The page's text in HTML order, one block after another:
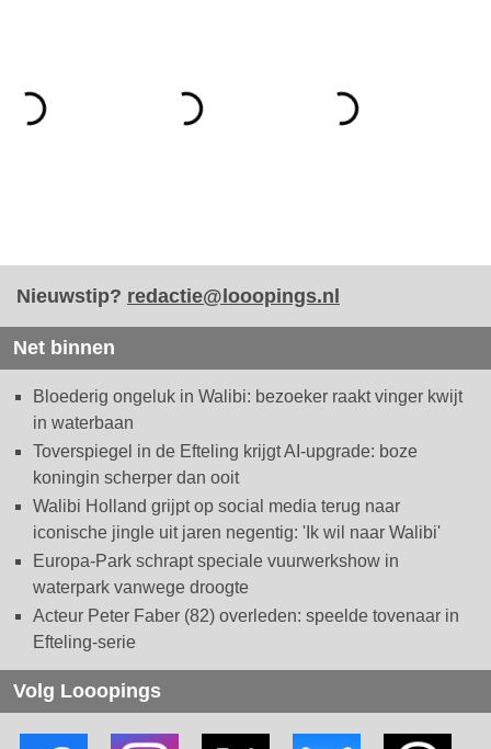
Nieuwstip? redactie@looopings.nl
Net binnen
Bloederig ongeluk in Walibi: bezoeker raakt vinger kwijt
in waterbaan
Toverspiegel in de Efteling krijgt AI-upgrade: boze
koningin scherper dan ooit
Walibi Holland grijpt op social media terug naar
iconische jingle uit jaren negentig: 'Ik wil naar Walibi'
Europa-Park schrapt speciale vuurwerkshow in
waterpark vanwege droogte
Acteur Peter Faber (82) overleden: speelde tovenaar in
Efteling-serie
Volg Looopings